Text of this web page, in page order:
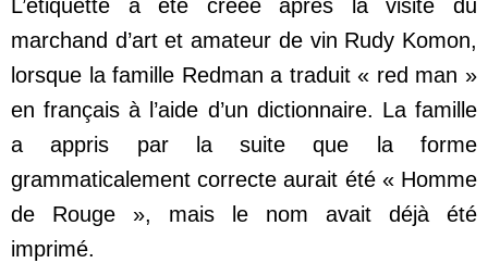
L’étiquette a été créée après la visite du
marchand d’art et amateur de vin Rudy Komon,
lorsque la famille Redman a traduit « red man »
en français à l’aide d’un dictionnaire. La famille
a appris par la suite que la forme
grammaticalement correcte aurait été « Homme
de Rouge », mais le nom avait déjà été
imprimé.